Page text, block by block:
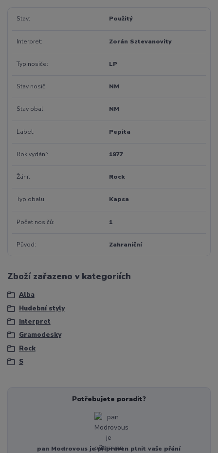
Stav Použitý
Interpret Zorán Sztevanovity
Typ nosiče LP
Stav nosič NM
Stav obal NM
Label Pepita
Rok vydání 1977
Žánr Rock
Typ obalu Kapsa
Počet nosičů 1
Původ Zahraniční
Zboží zařazeno v kategoriích
Alba
Hudební styly
Interpret
Gramodesky
Rock
S
Potřebujete poradit?
pan Modrovous je připraven plnit vaše přání